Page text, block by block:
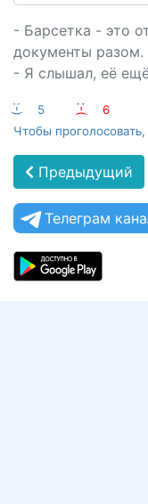
- Барсетка - это
документы разом.
- Я слышал, её
:-) 5 :-(
6
Чтобы
Предыдущий
Телеграм